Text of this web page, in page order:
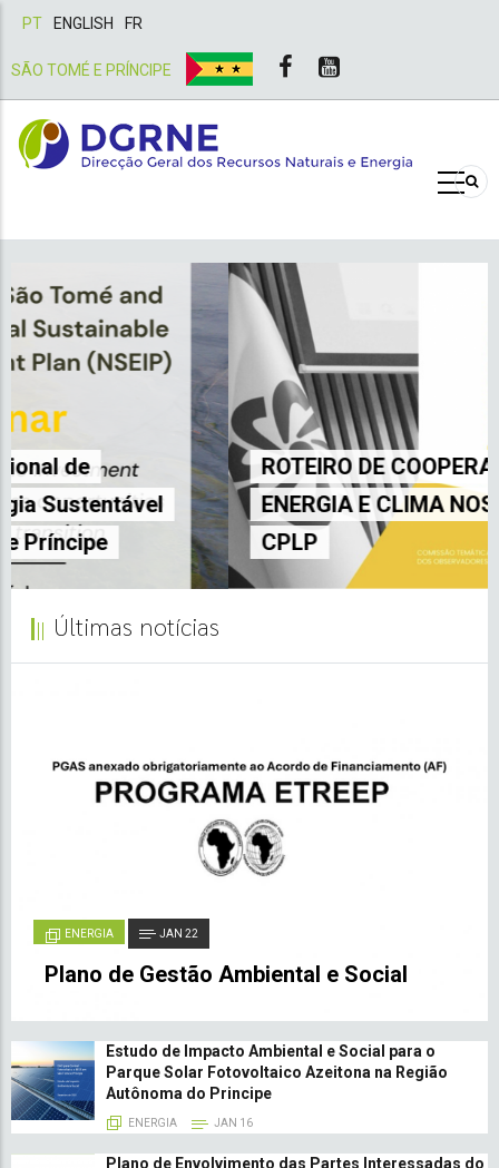
PT ENGLISH FR
SÃO TOMÉ E PRÍNCIPE
ROTEIRO DE COOPERAÇÃO 2030 EM
ENERGIA E CLIMA NOS PAÍSES DA
CPLP
Últimas notícias
ENERGIA JAN 22
Plano de Gestão Ambiental e Social
Estudo de Impacto Ambiental e Social para o
Parque Solar Fotovoltaico Azeitona na Região
Autônoma do Principe
ENERGIA JAN 16
Plano de Envolvimento das Partes Interessadas do